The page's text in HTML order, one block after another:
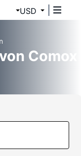
USD
Comox